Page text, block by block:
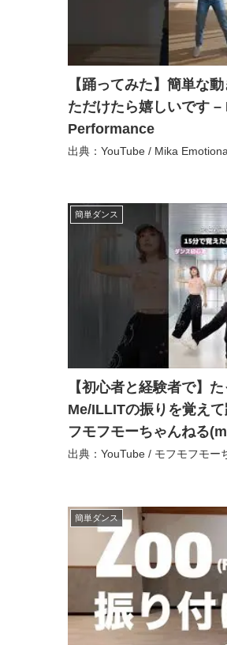
【踊ってみた】簡単な
ただけたら嬉しいです
Performance
出典：YouTube / Mika
簡単ダンス
【初心者と経験者で】
Me/ILLITの振りを覚え
フモフモーちゃんねる
出典：YouTube / モフモフモー
簡単ダンス